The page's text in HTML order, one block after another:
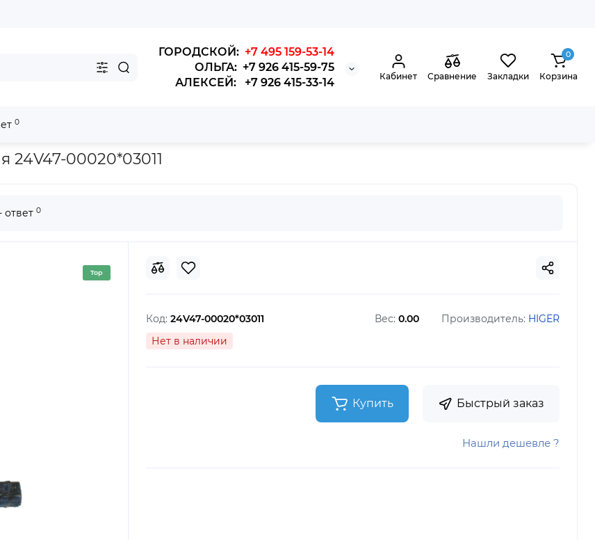
ГОРОДСКОЙ: +7 495 159-53-14
ОЛЬГА: +7 926 415-59-75
АЛЕКСЕЙ: +7 926 415-33-14
Кабинет Сравнение Закладки
0
Корзина
0
(120мм шпил М16х1,5) (ком)
24V47-00020*03011
ответ 0
Top
Код: 24V47-00020*03011 Производитель: HIGER
Нет в наличии
Вес:0.00
Купить Быстрый заказ
Нашли дешевле ?